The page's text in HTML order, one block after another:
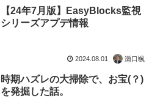
【24年7月版】EasyBlocks監視
シリーズアプデ情報
2024.08.01 瀬口颯
時期ハズレの大掃除で、お宝(？)
を発掘した話。